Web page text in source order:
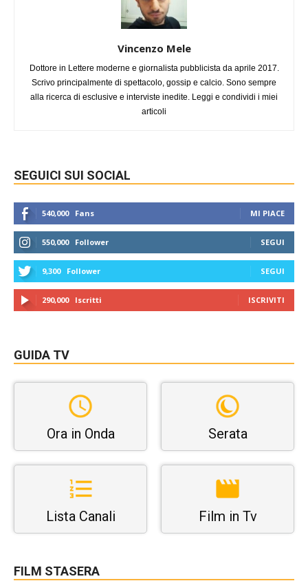
Vincenzo Mele
Dottore in Lettere moderne e giornalista pubblicista da aprile 2017.
Scrivo principalmente di spettacolo, gossip e calcio. Sono sempre
alla ricerca di esclusive e interviste inedite. Leggi e condividi i miei
articoli
SEGUICI SUI SOCIAL
540,000 Fans MI PIACE
550,000 Follower SEGUI
9,300 Follower SEGUI
290,000 Iscritti ISCRIVITI
GUIDA TV
Ora in Onda Serata
Lista Canali Film in Tv
FILM STASERA